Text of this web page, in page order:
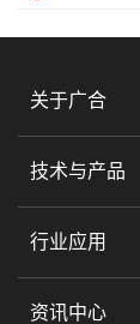
关于广合
技术与产品
行业应用
资讯中心